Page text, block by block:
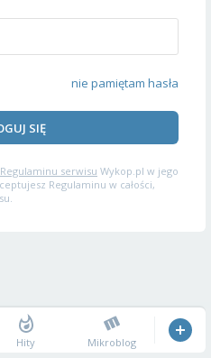
nie pamiętam hasła
SIĘ
Regulaminu serwisu Wykop.pl w jego
Regulaminu w całości,
Hity Mikroblog